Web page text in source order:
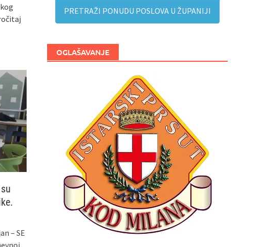
– SE
PRETRAŽI PONUDU POSLOVA U ŽUPANIJI
OGLAŠAVANJE